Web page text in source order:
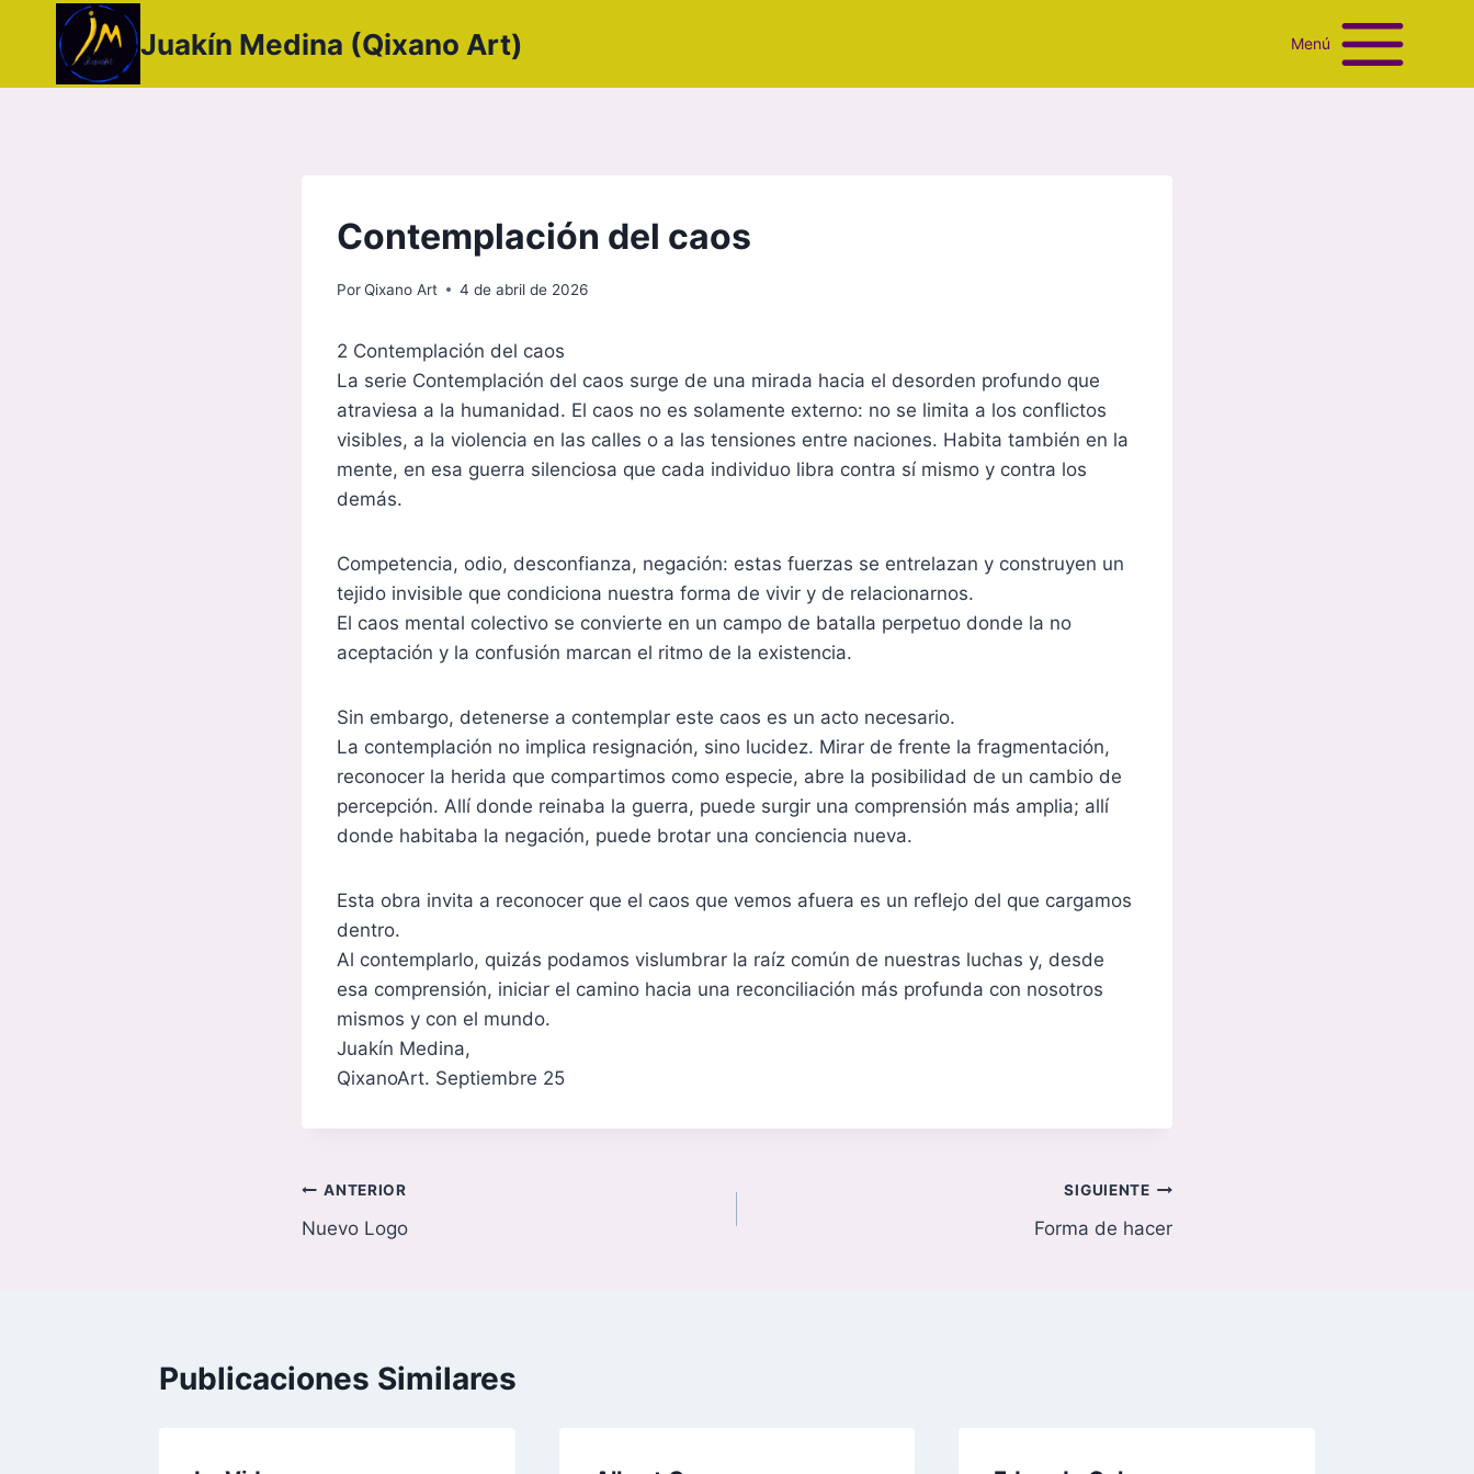
contenido
Juakín Medina (Qixano Art) Menú
Contemplación del caos
PorQixano Art 4 de abril de 2026
2 Contemplación del caos
La serie Contemplación del caos surge de una mirada hacia el desorden profundo que
atraviesa a la humanidad. El caos no es solamente externo: no se limita a los conflictos
visibles, a la violencia en las calles o a las tensiones entre naciones. Habita también en la
mente, en esa guerra silenciosa que cada individuo libra contra sí mismo y contra los
demás.
Competencia, odio, desconfianza, negación: estas fuerzas se entrelazan y construyen un
tejido invisible que condiciona nuestra forma de vivir y de relacionarnos.
El caos mental colectivo se convierte en un campo de batalla perpetuo donde la no
aceptación y la confusión marcan el ritmo de la existencia.
Sin embargo, detenerse a contemplar este caos es un acto necesario.
La contemplación no implica resignación, sino lucidez. Mirar de frente la fragmentación,
reconocer la herida que compartimos como especie, abre la posibilidad de un cambio de
percepción. Allí donde reinaba la guerra, puede surgir una comprensión más amplia; allí
donde habitaba la negación, puede brotar una conciencia nueva.
Esta obra invita a reconocer que el caos que vemos afuera es un reflejo del que cargamos
dentro.
Al contemplarlo, quizás podamos vislumbrar la raíz común de nuestras luchas y, desde
esa comprensión, iniciar el camino hacia una reconciliación más profunda con nosotros
mismos y con el mundo.
Juakín Medina,
QixanoArt. Septiembre 25
Navegación
de
ANTERIOR
Nuevo Logo
SIGUIENTE
Forma de hacer
Publicaciones Similares